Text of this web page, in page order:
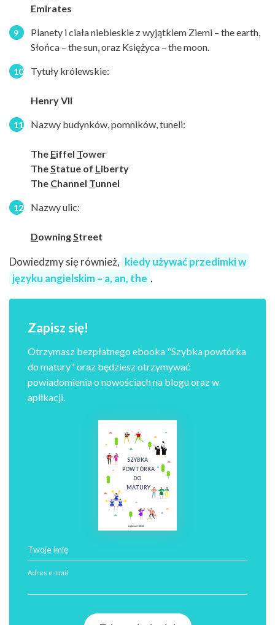
Emirates
Planety i ciała niebieskie z wyjątkiem Ziemi – the earth,
Słońca – the sun, oraz Księżyca – the moon.
Tytuły królewskie:
Henry VII
Nazwy budynków, pomników, tuneli:
The Eiffel Tower
The Statue of L iberty
The Channel Tunnel
Nazwy ulic:
Downing Street
Dowiedzmy się również, kiedy używać przedimki w
języku angielskim – a, an, the .
Zapisz się!
Otrzymasz bezpłatnego ebooka "Szybka powtórka
do matury" oraz będziesz otrzymywać
powiadomienia o nowościach na blogu oraz w
aplikacji.
SZYBKA
POWTÓRKA
DO
MATURY
ingless © 2018
Twoje imię
Adres e-mail